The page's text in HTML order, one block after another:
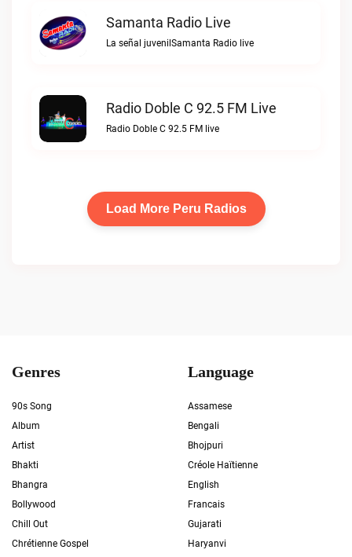
Samanta Radio Live
La señal juvenilSamanta Radio live
Radio Doble C 92.5 FM Live
Radio Doble C 92.5 FM live
Load More Peru Radios
Genres
90s Song
Album
Artist
Bhakti
Bhangra
Bollywood
Chill Out
Chrétienne Gospel
Language
Assamese
Bengali
Bhojpuri
Créole Haïtienne
English
Francais
Gujarati
Haryanvi